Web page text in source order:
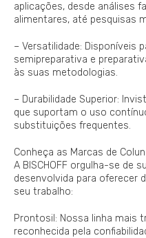
aplicações, desde análises
alimentares, até pesquisas
– Versatilidade: Disponíveis
semipreparativa e
às suas metodologias.
– Durabilidade Superior:
que suportam o uso
substituições frequentes.
Conheça as Marcas de
A BISCHOFF orgulha-se de
desenvolvida para oferecer
seu trabalho:
Prontosil: Nossa linha mais
reconhecida pela